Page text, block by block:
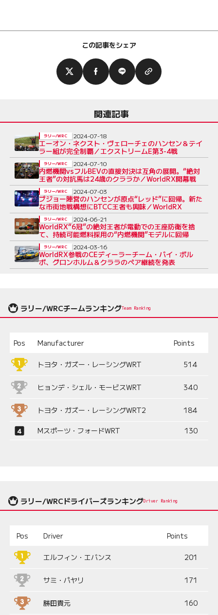
この記事をシェア
関連記事
エーオン・ネクスト・ヴェローチェのハンセン＆テイ
ラー組が完全制覇／エクストリームE第3-4戦
ラリー/WRC 2024-07-18
内燃機関vsフルBEVの直接対決は互角の展開。“絶対
王者”の対抗馬は24歳のクララか／WorldRX開幕戦
ラリー/WRC 2024-07-10
プジョー陣営のハンセンが原点“レッド”に回帰。新た
な市街地戦構想にBTCC王者も興味／WorldRX
ラリー/WRC 2024-07-03
WorldRX“6冠”の絶対王者が電動での王座防衛を捨
て、持続可能燃料採用の“内燃機関”モデルに回帰
ラリー/WRC 2024-06-21
WorldRX参戦のCEディーラーチーム・バイ・ボル
ボ、グロンホルム＆クララのペア継続を発表
ラリー/WRC 2024-03-16
ラリー/WRCチームランキングTeam Ranking
Pos Manufacturer Points
トヨタ・ガズー・レーシングWRT 514
ヒョンデ・シェル・モービスWRT 340
トヨタ・ガズー・レーシングWRT2 184
Mスポーツ・フォードWRT 130
ラリー/WRCドライバーズランキングDriver Ranking
Pos Driver Points
エルフィン・エバンス 201
サミ・パヤリ 171
勝田貴元 160